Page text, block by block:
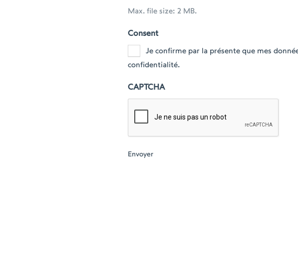
Max. file size: 2 MB.
Consent
Je confirme par la présente que mes
confidentialité.
CAPTCHA